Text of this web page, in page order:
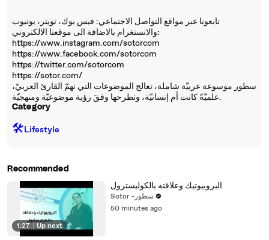
تابعونا عبر مواقع التواصل الاجتماعي: فيس بوك، تويتر، يوتيوب
والانستغرام بالاضافة الى موقعنا الالكتروني:
https://www.instagram.com/sotorcom
https://www.facebook.com/sotorcom
https://twitter.com/sotorcom
https://sotor.com/
سطور موسوعة عربيّة شاملة، تعالج الموضوعات التي تهمّ القارئ العربيّ،
علميّةً كانت أم إنسانيّة، وتطرحها وفقَ رؤية موضوعيّة ومنهجيّة.
Category
🛠️Lifestyle
Recommended
1:27 Up next
البروبيوتيك وعلاقته بالكوليسترول
Sotor -سطور
50 minutes ago